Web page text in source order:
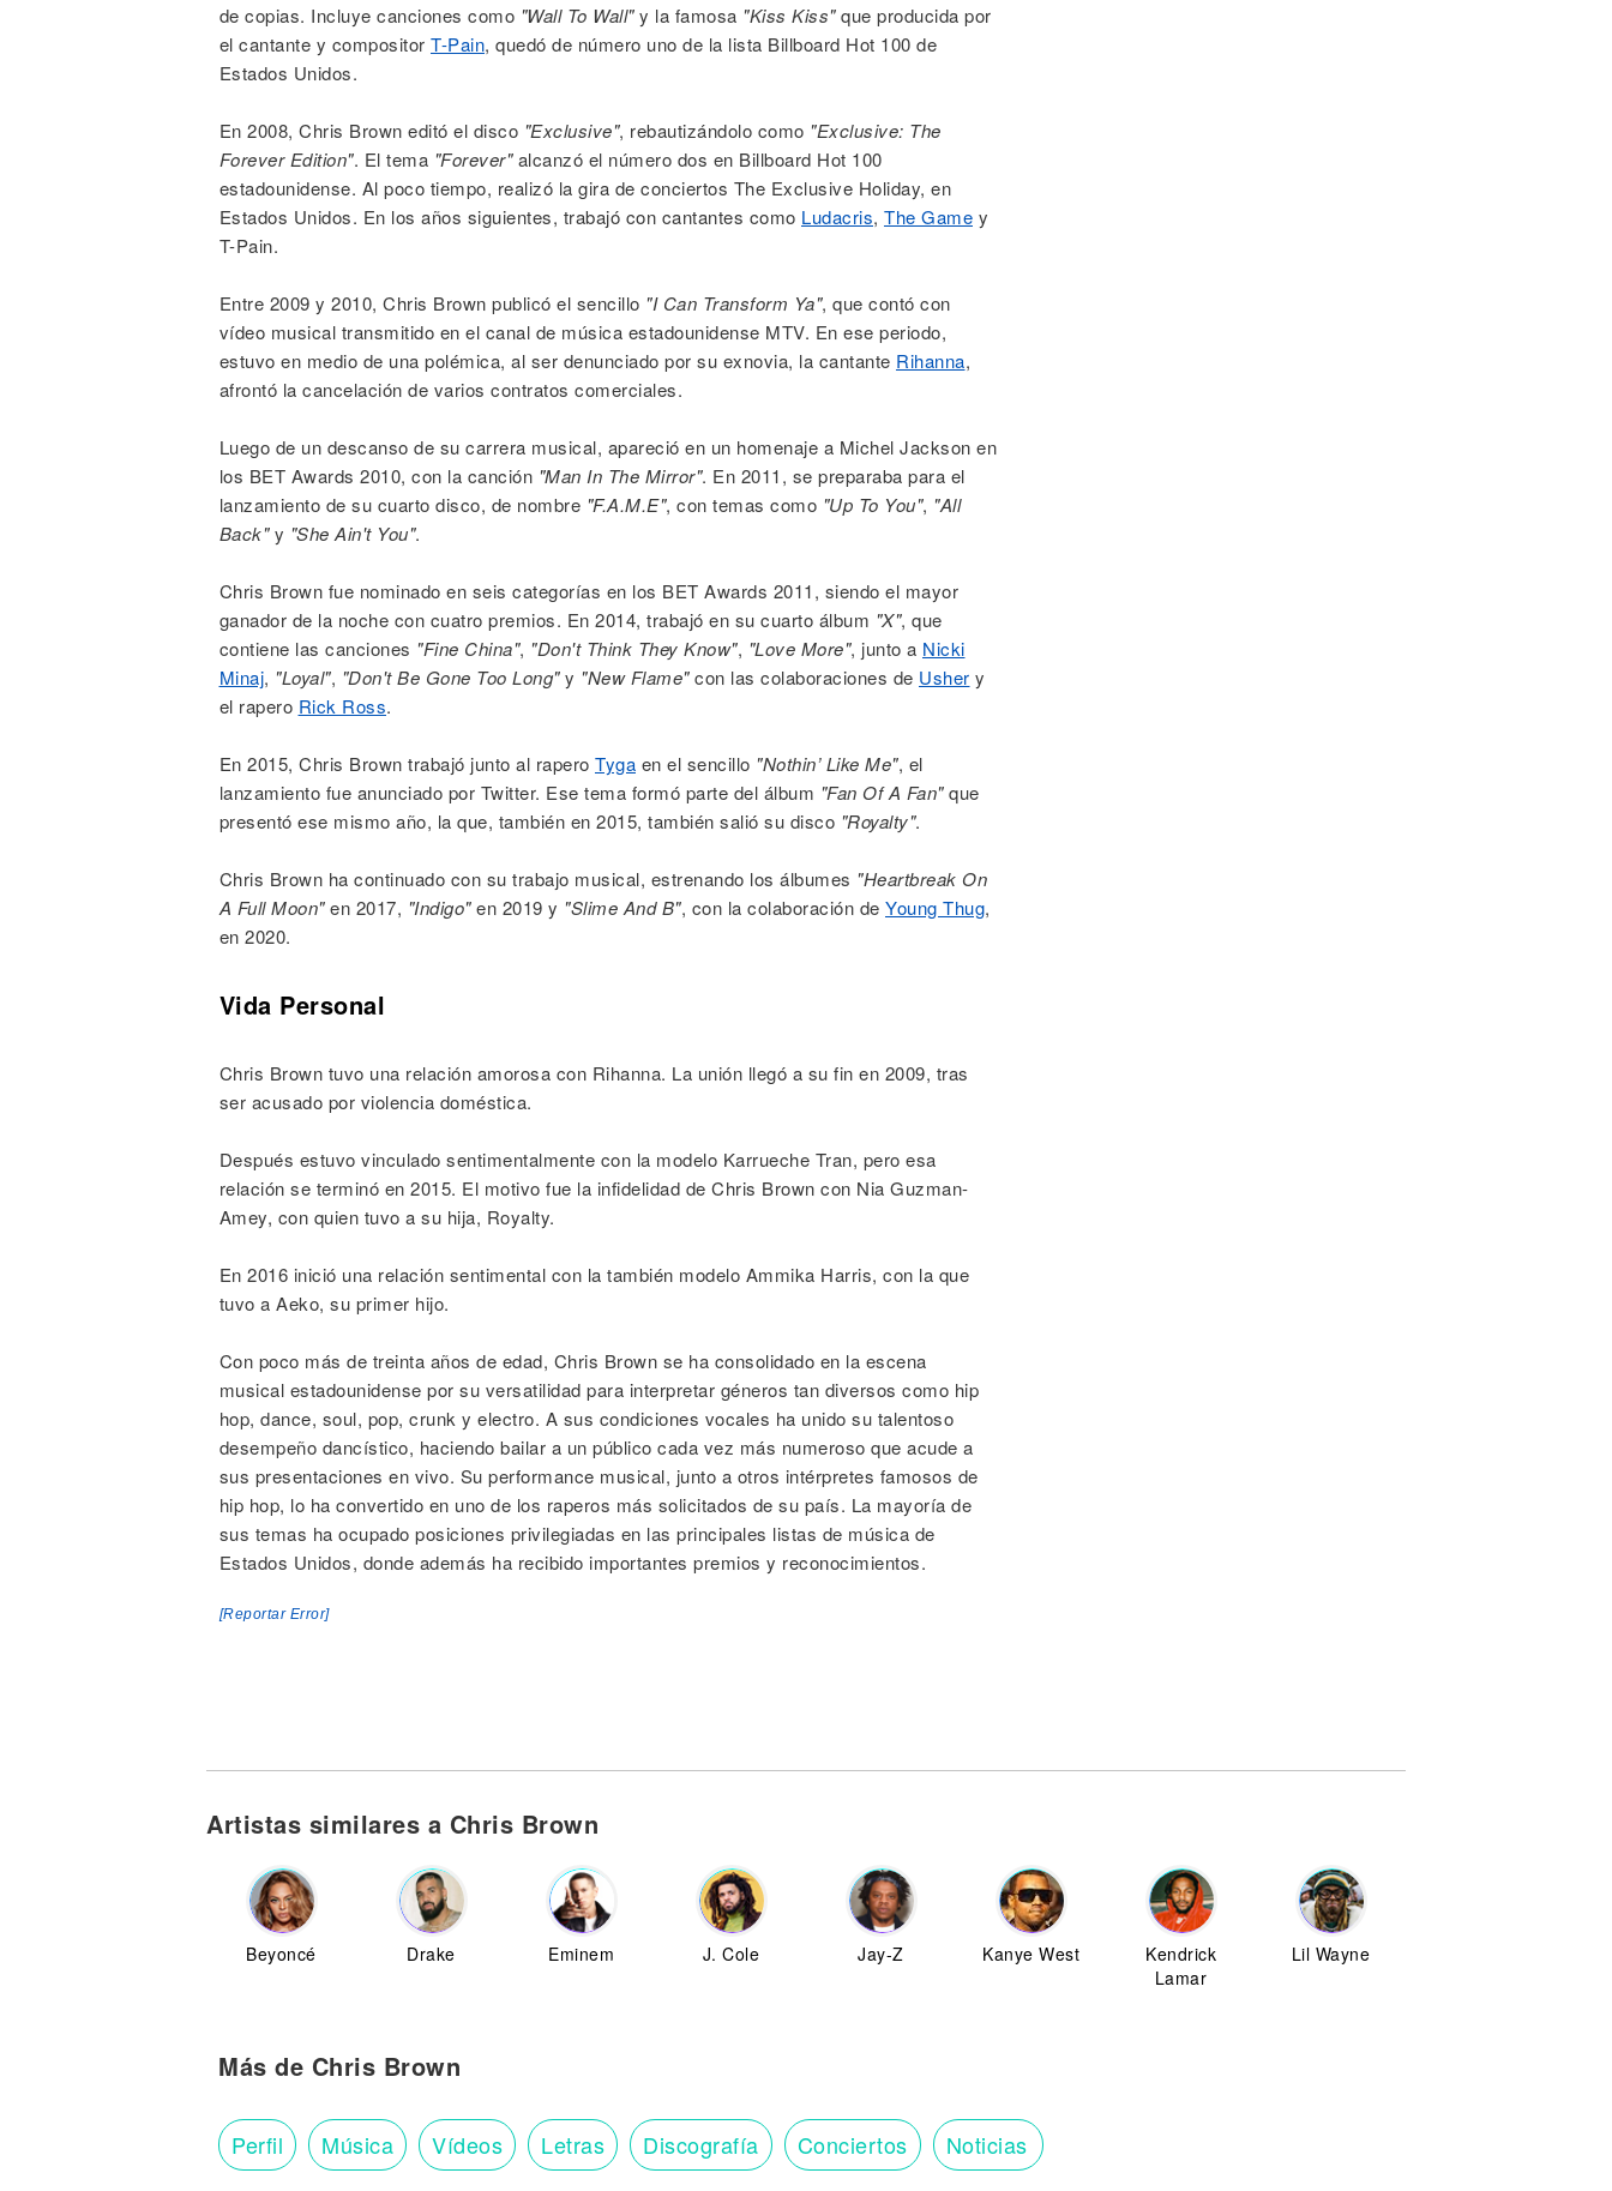
de copias. Incluye canciones como "Wall To Wall"y la famosa "Kiss Kiss"que producida por
el cantante y compositor T-Pain, quedó de número uno de la lista Billboard Hot 100 de
Estados Unidos.
En 2008, Chris Brown editó el disco "Exclusive", rebautizándolo como "Exclusive: The
Forever Edition". El tema "Forever"alcanzó el número dos en Billboard Hot 100
estadounidense. Al poco tiempo, realizó la gira de conciertos The Exclusive Holiday, en
Estados Unidos. En los años siguientes, trabajó con cantantes como Ludacris, The Game y
T-Pain.
Entre 2009 y 2010, Chris Brown publicó el sencillo "I Can Transform Ya", que contó con
vídeo musical transmitido en el canal de música estadounidense MTV. En ese periodo,
estuvo en medio de una polémica, al ser denunciado por su exnovia, la cantante Rihanna,
afrontó la cancelación de varios contratos comerciales.
Luego de un descanso de su carrera musical, apareció en un homenaje a Michel Jackson en
los BET Awards 2010, con la canción "Man In The Mirror". En 2011, se preparaba para el
lanzamiento de su cuarto disco, de nombre "F.A.M.E", con temas como "Up To You", "All
Back"y "She Ain't You".
Chris Brown fue nominado en seis categorías en los BET Awards 2011, siendo el mayor
ganador de la noche con cuatro premios. En 2014, trabajó en su cuarto álbum "X", que
contiene las canciones "Fine China", "Don't Think They Know", "Love More", junto a Nicki
Minaj, "Loyal", "Don't Be Gone Too Long"y "New Flame"con las colaboraciones de Usher y
el rapero Rick Ross.
En 2015, Chris Brown trabajó junto al rapero Tyga en el sencillo "Nothin’ Like Me", el
lanzamiento fue anunciado por Twitter. Ese tema formó parte del álbum "Fan Of A Fan"que
presentó ese mismo año, la que, también en 2015, también salió su disco "Royalty".
Chris Brown ha continuado con su trabajo musical, estrenando los álbumes "Heartbreak On
A Full Moon"en 2017, "Indigo"en 2019 y "Slime And B", con la colaboración de Young Thug,
en 2020.
Vida Personal
Chris Brown tuvo una relación amorosa con Rihanna. La unión llegó a su fin en 2009, tras
ser acusado por violencia doméstica.
Después estuvo vinculado sentimentalmente con la modelo Karrueche Tran, pero esa
relación se terminó en 2015. El motivo fue la infidelidad de Chris Brown con Nia Guzman-
Amey, con quien tuvo a su hija, Royalty.
En 2016 inició una relación sentimental con la también modelo Ammika Harris, con la que
tuvo a Aeko, su primer hijo.
Con poco más de treinta años de edad, Chris Brown se ha consolidado en la escena
musical estadounidense por su versatilidad para interpretar géneros tan diversos como hip
hop, dance, soul, pop, crunk y electro. A sus condiciones vocales ha unido su talentoso
desempeño dancístico, haciendo bailar a un público cada vez más numeroso que acude a
sus presentaciones en vivo. Su performance musical, junto a otros intérpretes famosos de
hip hop, lo ha convertido en uno de los raperos más solicitados de su país. La mayoría de
sus temas ha ocupado posiciones privilegiadas en las principales listas de música de
Estados Unidos, donde además ha recibido importantes premios y reconocimientos.
[Reportar Error]
Artistas similares a Chris Brown
Beyoncé Drake Eminem J. Cole Jay-Z Kanye West
Kendrick
Lamar
Lil Wayne
Más de Chris Brown
Perfil Música Vídeos Letras Discografía Conciertos Noticias